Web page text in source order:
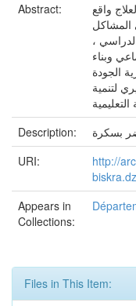
Abstract:
واقع
المشاكل
،
وبناء
الجودة
لتنمية
Description:
بسكرة
URI:
http://
Appears in
Collections:
Files in This Item: